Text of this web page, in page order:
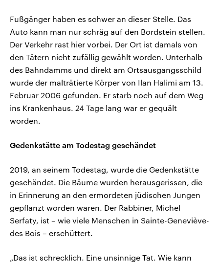
Fußgänger haben es schwer an dieser Stelle. Das
Auto kann man nur schräg auf den Bordstein stellen.
Der Verkehr rast hier vorbei. Der Ort ist damals von
den Tätern nicht zufällig gewählt worden. Unterhalb
des Bahndamms und direkt am Ortsausgangsschild
wurde der malträtierte Körper von Ilan Halimi am 13.
Februar 2006 gefunden. Er starb noch auf dem Weg
ins Krankenhaus. 24 Tage lang war er gequält
worden.
Gedenkstätte am Todestag geschändet
2019, an seinem Todestag, wurde die Gedenkstätte
geschändet. Die Bäume wurden herausgerissen, die
in Erinnerung an den ermordeten jüdischen Jungen
gepflanzt worden waren. Der Rabbiner, Michel
Serfaty, ist – wie viele Menschen in Sainte-Geneviève-
des Bois – erschüttert.
„Das ist schrecklich. Eine unsinnige Tat. Wie kann